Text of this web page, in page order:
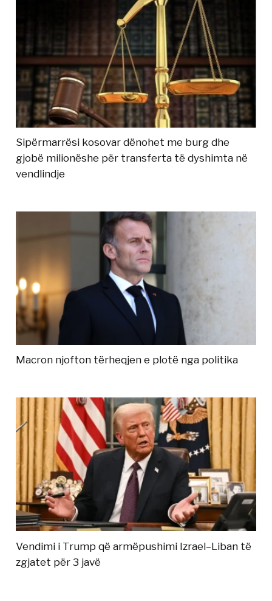
Sipërmarrësi kosovar dënohet me burg dhe
gjobë milionëshe për transferta të dyshimta në
vendlindje
Macron njofton tërheqjen e plotë nga politika
Vendimi i Trump që armëpushimi Izrael–Liban të
zgjatet për 3 javë